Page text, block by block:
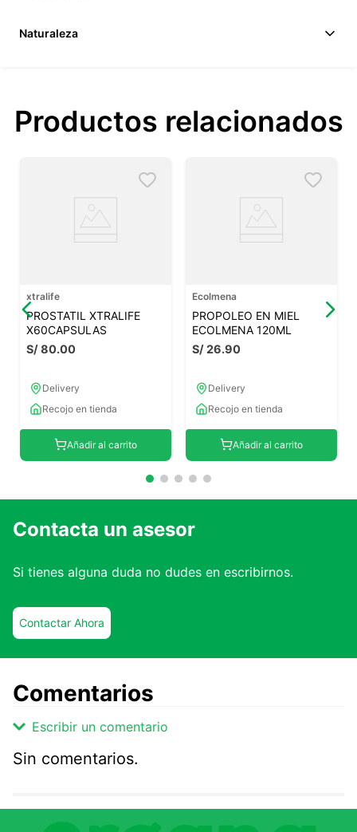
Naturaleza
Productos relacionados
xtralife
PROSTATIL XTRALIFE
X60CAPSULAS
S/80.00
Delivery
Recojo en tienda
Añadir al carrito
Ecolmena
PROPOLEO EN MIEL
ECOLMENA 120ML
S/26.90
Delivery
Recojo en tienda
Añadir al carrito
Contacta un asesor
Si tienes alguna duda no dudes en escribirnos.
Contactar Ahora
Comentarios
Escribir un comentario
Comentario
Sin comentarios.